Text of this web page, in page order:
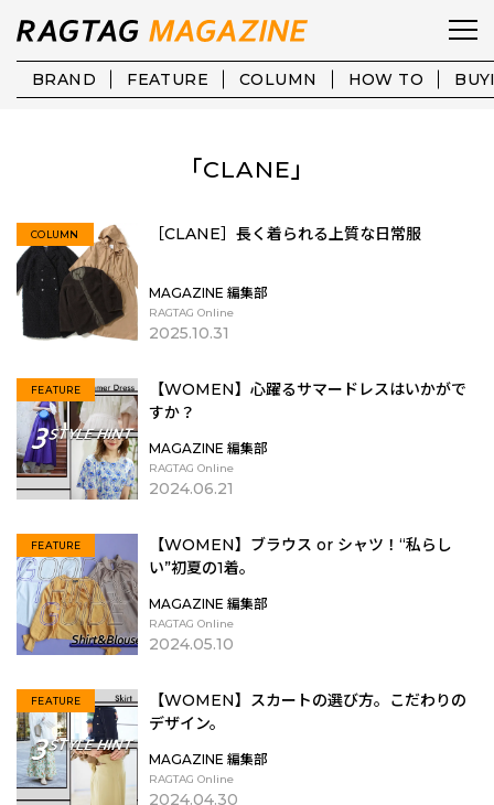
BRAND FEATURE COLUMN HOW TO
「CLANE」
COLUMN ［CLANE］長く着られる上質な日常服
MAGAZINE 編集部
RAGTAG Online
2025.10.31
FEATURE
【WOMEN】心躍るサマードレスはいかがで
すか？
MAGAZINE 編集部
RAGTAG Online
2024.06.21
FEATURE
【WOMEN】ブラウス or シャツ！“私らし
い”初夏の1着。
MAGAZINE 編集部
RAGTAG Online
2024.05.10
FEATURE
【WOMEN】スカートの選び方。こだわりの
デザイン。
MAGAZINE 編集部
RAGTAG Online
2024.04.30